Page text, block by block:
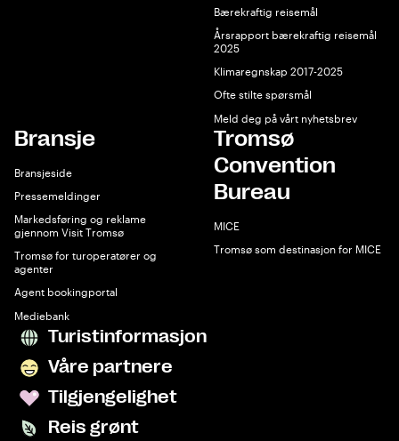
Bærekraftig reisemål
Årsrapport bærekraftig reisemål
2025
Klimaregnskap 2017-2025
Ofte stilte spørsmål
Meld deg på vårt nyhetsbrev
Bransje
Bransjeside
Pressemeldinger
Markedsføring og reklame
gjennom Visit Tromsø
Tromsø for turoperatører og
agenter
Agent bookingportal
Mediebank
Tromsø
Convention
Bureau
MICE
Tromsø som destinasjon for MICE
Turistinformasjon
Våre partnere
Tilgjengelighet
Reis grønt